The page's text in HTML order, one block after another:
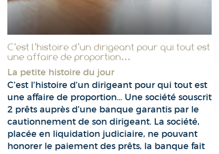
C’est l’histoire d’un dirigeant pour qui tout est
une affaire de proportion…
La petite histoire du jour
C’est l’histoire d’un dirigeant pour qui tout est
une affaire de proportion… Une société souscrit
2 prêts auprès d’une banque garantis par le
cautionnement de son dirigeant. La société,
placée en liquidation judiciaire, ne pouvant
honorer le paiement des prêts, la banque fait